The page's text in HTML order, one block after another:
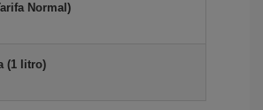
Normal)
(1 litro)